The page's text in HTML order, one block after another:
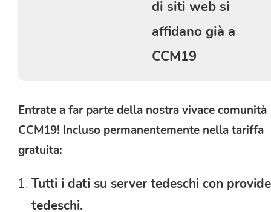
di siti web si
affidano già a
CCM19
Entrate a far parte della nostra vivace comunità
CCM19! Incluso permanentemente nella tariffa
gratuita:
Tutti i dati su server tedeschi con
tedeschi.